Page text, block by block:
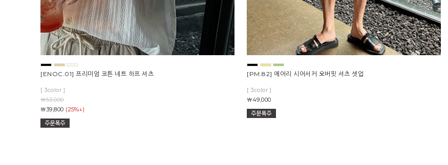
[ENOC.01] 프리미엄 코튼 네트 하프 셔츠
[ 3color ]
￦53,000
￦39,800 (25%↓)
[PM.82] 에어리 시어서커 오버핏 셔츠 셋업
[ 3color ]
￦49,000